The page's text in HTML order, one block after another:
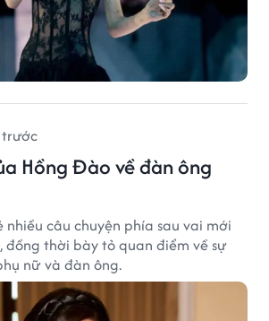
Hồng Đào về đàn ông
nhiều câu chuyện phía sau vai mới
đồng thời bày tỏ quan điểm về sự
nữ và đàn ông.